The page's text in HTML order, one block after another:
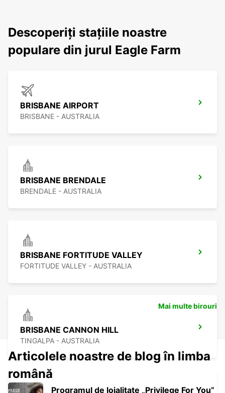
Descoperiți stațiile noastre
populare din jurul Eagle Farm
BRISBANE AIRPORT
BRISBANE - AUSTRALIA
BRISBANE BRENDALE
BRENDALE - AUSTRALIA
BRISBANE FORTITUDE VALLEY
FORTITUDE VALLEY - AUSTRALIA
BRISBANE CANNON HILL
TINGALPA - AUSTRALIA
Mai multe birouri
Articolele noastre de blog în limba
română
Programul de loialitate „Privilege For You”